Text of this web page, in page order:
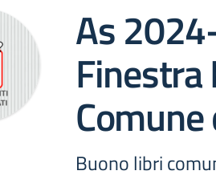
As
Finestra
Buono libri